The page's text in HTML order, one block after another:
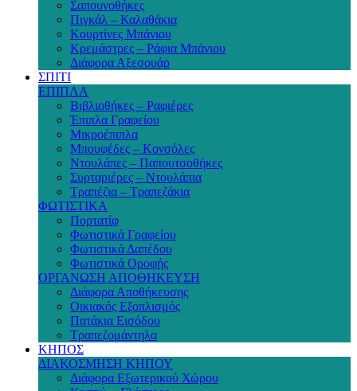
Σαπουνοθήκες
Πιγκάλ – Καλαθάκια
Κουρτίνες Μπάνιου
Κρεμάστρες – Ράφια Μπάνιου
Διάφορα Αξεσουάρ
ΣΠΙΤΙ
ΕΠΙΠΛΑ
Βιβλιοθήκες – Ραφιέρες
Έπιπλα Γραφείου
Μικροέπιπλα
Μπουφέδες – Κονσόλες
Ντουλάπες – Παπουτσοθήκες
Συρταριέρες – Ντουλάπια
Τραπέζια – Τραπεζάκια
ΦΩΤΙΣΤΙΚΑ
Πορτατίφ
Φωτιστικά Γραφείου
Φωτιστικά Δαπέδου
Φωτιστικά Οροφής
ΟΡΓΑΝΩΣΗ ΑΠΟΘΗΚΕΥΣΗ
Διάφορα Αποθήκευσης
Οικιακός Εξοπλισμός
Πατάκια Εισόδου
Τραπεζομάντηλα
ΚΗΠΟΣ
ΔΙΑΚΟΣΜΗΣΗ ΚΗΠΟΥ
Διάφορα Εξωτερικού Χώρου